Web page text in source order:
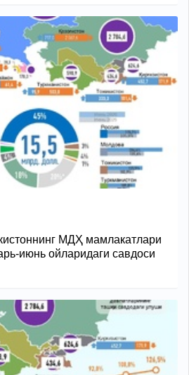
МДҲ мамлакатлари
июнь ойларидаги савдоси